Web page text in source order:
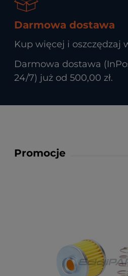
Darmowa dostawa
Kup więcej i oszczędzaj
Darmowa dostawa
24/7) już od 500,00 zł.
Promocje